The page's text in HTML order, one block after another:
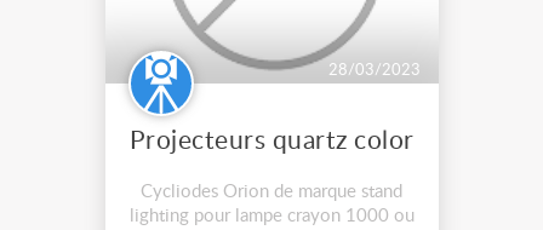
28/03/2023
Projecteurs quartz color
Cycliodes Orion de marque stand
lighting pour lampe crayon 1000 ou